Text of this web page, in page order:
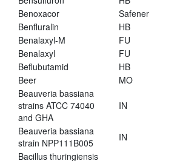
Benoxacor
Safener
Benfluralin
HB
Benalaxyl-M
FU
Benalaxyl
FU
Beflubutamid
HB
Beer
MO
Beauveria bassiana
strains ATCC 74040
and GHA
IN
Beauveria bassiana
strain NPP111B005
IN
Bacillus thuringiensis